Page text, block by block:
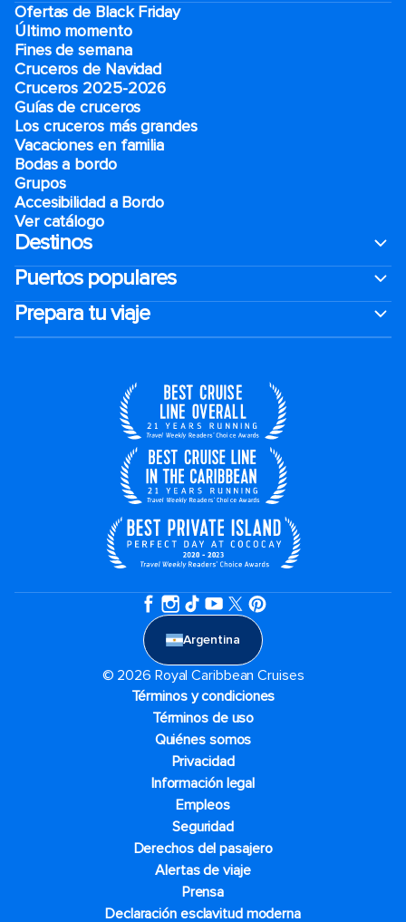
Ofertas de Black Friday
Último momento
Fines de semana
Cruceros de Navidad
Cruceros 2025-2026
Guías de cruceros
Los cruceros más grandes
Vacaciones en familia
Bodas a bordo
Grupos
Accesibilidad a Bordo
Ver catálogo
Destinos
Puertos populares
Prepara tu viaje
Argentina
© 2026 Royal Caribbean Cruises
Términos y condiciones
Términos de uso
Quiénes somos
Privacidad
Información legal
Empleos
Seguridad
Derechos del pasajero
Alertas de viaje
Prensa
Declaración esclavitud moderna